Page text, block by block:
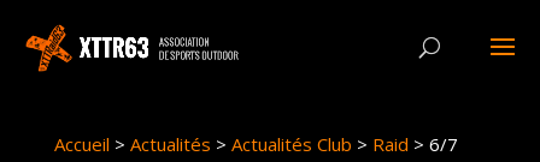
Accueil > Actualités > Actualités Club > Raid > 6/7